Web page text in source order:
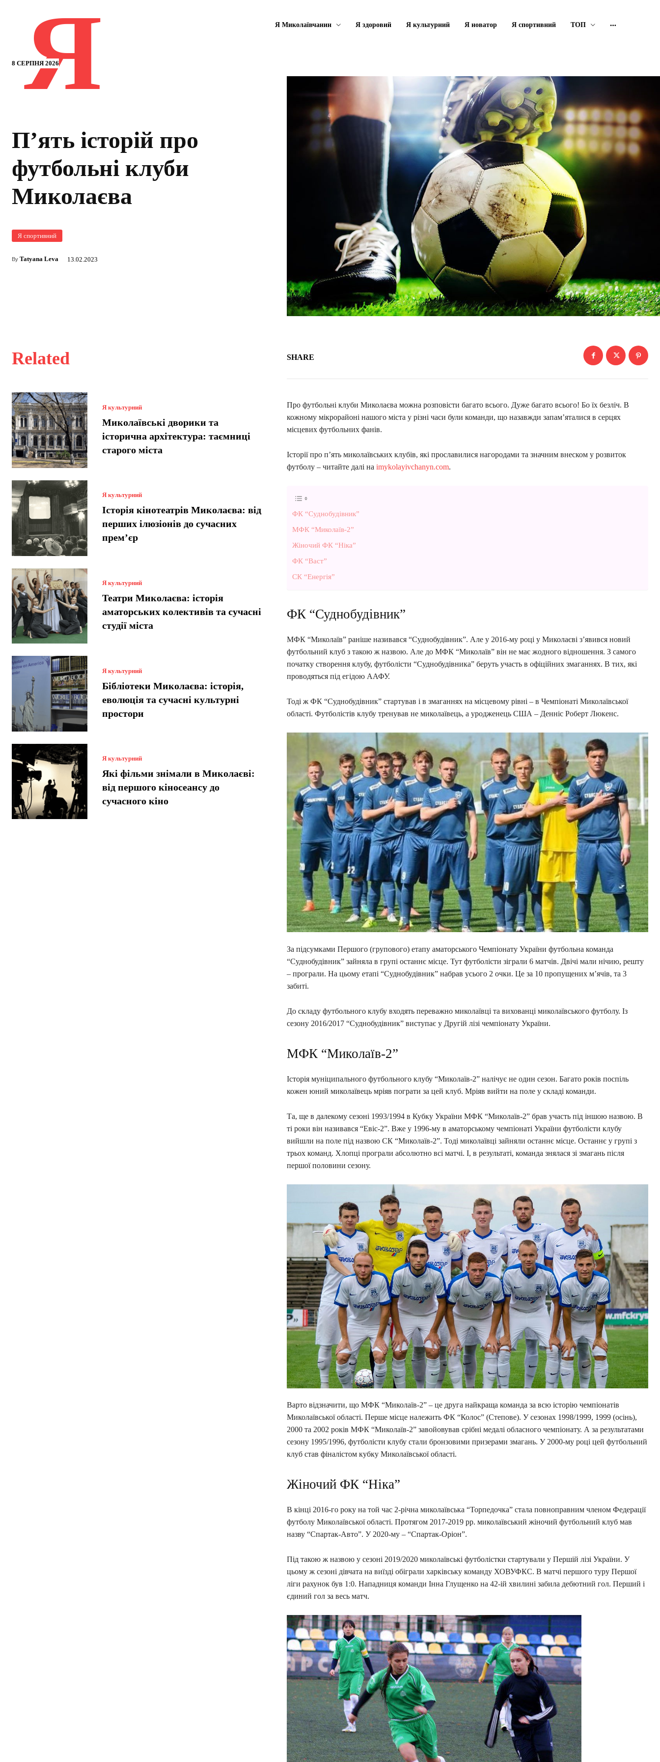
8 СЕРПНЯ 2026
Я Я Миколаївчанин Я здоровий Я культурний Я новатор Я спортивний ТОП
П’ять історій про
футбольні клуби
Миколаєва
Я спортивний
By Tatyana Leva 13.02.2023
Related
Я культурний
Миколаївські дворики та
історична архітектура: таємниці
старого міста
Я культурний
Історія кінотеатрів Миколаєва: від
перших ілюзіонів до сучасних
прем’єр
Я культурний
Театри Миколаєва: історія
аматорських колективів та сучасні
студії міста
Я культурний
Бібліотеки Миколаєва: історія,
еволюція та сучасні культурні
простори
Я культурний
Які фільми знімали в Миколаєві:
від першого кіносеансу до
сучасного кіно
SHARE
Про футбольні клуби Миколаєва можна розповісти багато всього. Дуже багато всього! Бо їх безліч. В
кожному мікрорайоні нашого міста у різні часи були команди, що назавжди запам’яталися в серцях
місцевих футбольних фанів.
Історії про п’ять миколаївських клубів, які прославилися нагородами та значним внеском у розвиток
футболу – читайте далі на imykolayivchanyn.com.
ФК “Суднобудівник”
МФК “Миколаїв-2”
Жіночий ФК “Ніка”
ФК “Васт”
СК “Енергія”
ФК “Суднобудівник”
МФК “Миколаїв” раніше називався “Суднобудівник”. Але у 2016-му році у Миколаєві з’явився новий
футбольний клуб з такою ж назвою. Але до МФК “Миколаїв” він не має жодного відношення. З самого
початку створення клубу, футболісти “Суднобудівника” беруть участь в офіційних змаганнях. В тих, які
проводяться під егідою ААФУ.
Тоді ж ФК “Суднобудівник” стартував і в змаганнях на місцевому рівні – в Чемпіонаті Миколаївської
області. Футболістів клубу тренував не миколаївець, а уродженець США – Денніс Роберт Люкенс.
За підсумками Першого (групового) етапу аматорського Чемпіонату України футбольна команда
“Суднобудівник” зайняла в групі останнє місце. Тут футболісти зіграли 6 матчів. Двічі мали нічию, решту
– програли. На цьому етапі “Суднобудівник” набрав усього 2 очки. Це за 10 пропущених м’ячів, та 3
забиті.
До складу футбольного клубу входять переважно миколаївці та вихованці миколаївського футболу. Із
сезону 2016/2017 “Суднобудівник” виступає у Другій лізі чемпіонату України.
МФК “Миколаїв-2”
Історія муніципального футбольного клубу “Миколаїв-2” налічує не один сезон. Багато років поспіль
кожен юний миколаївець мріяв пограти за цей клуб. Мріяв вийти на поле у складі команди.
Та, ще в далекому сезоні 1993/1994 в Кубку України МФК “Миколаїв-2” брав участь під іншою назвою. В
ті роки він називався “Евіс-2”. Вже у 1996-му в аматорському чемпіонаті України футболісти клубу
вийшли на поле під назвою СК “Миколаїв-2”. Тоді миколаївці зайняли останнє місце. Останнє у групі з
трьох команд. Хлопці програли абсолютно всі матчі. І, в результаті, команда знялася зі змагань після
першої половини сезону.
Варто відзначити, що МФК “Миколаїв-2” – це друга найкраща команда за всю історію чемпіонатів
Миколаївської області. Перше місце належить ФК “Колос” (Степове). У сезонах 1998/1999, 1999 (осінь),
2000 та 2002 років МФК “Миколаїв-2” завойовував срібні медалі обласного чемпіонату. А за результатами
сезону 1995/1996, футболісти клубу стали бронзовими призерами змагань. У 2000-му році цей футбольний
клуб став фіналістом кубку Миколаївської області.
Жіночий ФК “Ніка”
В кінці 2016-го року на той час 2-річна миколаївська “Торпедочка” стала повноправним членом Федерації
футболу Миколаївської області. Протягом 2017-2019 рр. миколаївський жіночий футбольний клуб мав
назву “Спартак-Авто”. У 2020-му – “Спартак-Оріон”.
Під такою ж назвою у сезоні 2019/2020 миколаївські футболістки стартували у Першій лізі України. У
цьому ж сезоні дівчата на виїзді обіграли харківську команду ХОВУФКС. В матчі першого туру Першої
ліги рахунок був 1:0. Нападниця команди Інна Глущенко на 42-ій хвилині забила дебютний гол. Перший і
єдиний гол за весь матч.